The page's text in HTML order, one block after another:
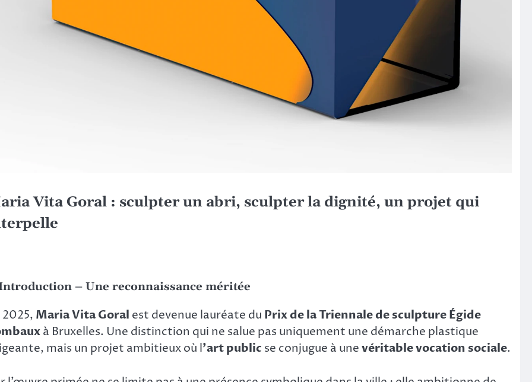
Vita Goral : sculpter un abri, sculpter la dignité, un projet qui
– Une reconnaissance méritée
2025, Maria Vita Goral est devenue lauréate du Prix de la Triennale de sculpture Égide
à Bruxelles. Une distinction qui ne salue pas uniquement une démarche plastique
mais un projet ambitieux où l’art public se conjugue à unevéritable vocation sociale.